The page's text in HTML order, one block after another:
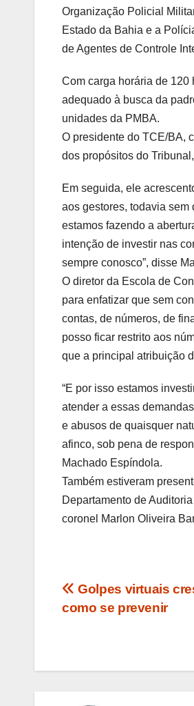
Organização Policial
Estado da Bahia e a
de Agentes de Controle
Com carga horária de 120
adequado à busca da
unidades da PMBA.
O presidente do TCE/BA,
dos propósitos do
Em seguida, ele
aos gestores, todavia sem
estamos fazendo a
intenção de investir nas
sempre conosco”, disse
O diretor da Escola de
para enfatizar que sem
contas, de números, de
posso ficar restrito aos
que a principal atribuição
“E por isso estamos
atender a essas
e abusos de quaisquer
afinco, sob pena de
Machado Espíndola.
Também estiveram
Departamento de
coronel Marlon Oliveira
Navegação
Golpes virtuais
como se prevenir